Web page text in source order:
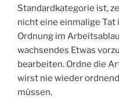
Standardkategorie ist,
nicht eine einmalige
Ordnung im
wachsendes Etwas
bearbeiten. Ordne die
wirst nie wieder
müssen.